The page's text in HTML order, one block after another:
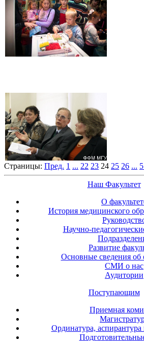
Страницы: Пред. 1 ... 22 23 24 25 26 ...
Наш Факультет
О
История медицинского
Научно-
Развитие
Основные сведения об
СМИ о нас
Аудитории
Поступающим
Приемная
Ординатура, аспирантура